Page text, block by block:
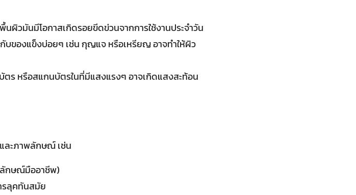
นผิวมันมีโอกาสเกิดรอยขีดข่วนจากการใช้งานประจำวัน
ของแข็งบ่อยๆ เช่น กุญแจ หรือเหรียญ อาจทำให้ผิว
ตร หรือสแกนบัตรในที่มีแสงแรงๆ อาจเกิดแสงสะท้อน
ละภาพลักษณ์ เช่น
กษณ์มืออาชีพ)
ลุคทันสมัย